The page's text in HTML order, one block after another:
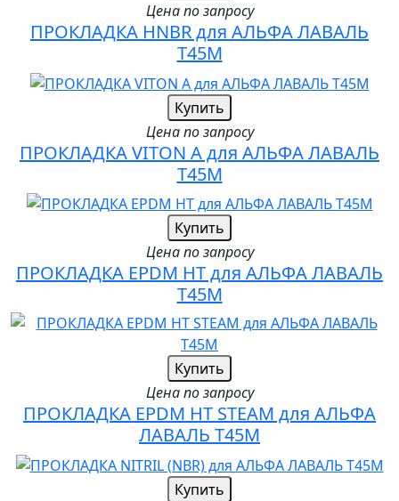
Цена по запросу
ПРОКЛАДКА HNBR для АЛЬФА ЛАВАЛЬ
T45M
Купить
Цена по запросу
ПРОКЛАДКА VITON A для АЛЬФА ЛАВАЛЬ
T45M
Купить
Цена по запросу
ПРОКЛАДКА EPDM HT для АЛЬФА ЛАВАЛЬ
T45M
Купить
Цена по запросу
ПРОКЛАДКА EPDM HT STEAM для АЛЬФА
ЛАВАЛЬ T45M
Купить